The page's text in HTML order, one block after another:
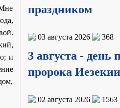
и
праздником
03 августа 2026 368
3 августа - день
пророка
02 августа 2026 1563